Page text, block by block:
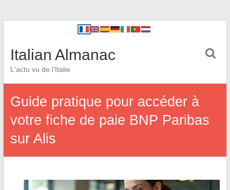
Italian Almanac
L'actu vu de l'Italie
Guide pratique pour accéder à
votre fiche de paie BNP Paribas
sur Alis